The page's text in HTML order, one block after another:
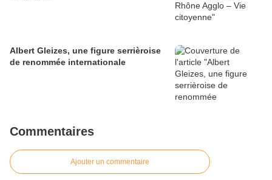
Albert Gleizes, une figure serrièroise
de renommée internationale
Commentaires
Ajouter un commentaire